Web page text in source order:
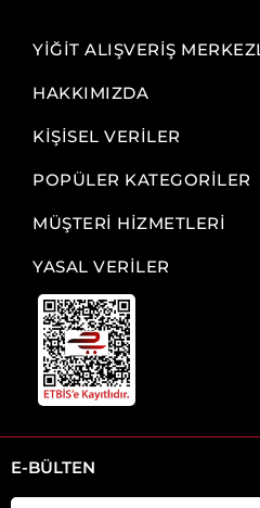
YİĞİT ALIŞVERİŞ
HAKKIMIZDA
KİŞİSEL VERİLER
POPÜLER KATEGORİLER
MÜŞTERİ HİZMETLERİ
YASAL VERİLER
E-BÜLTEN